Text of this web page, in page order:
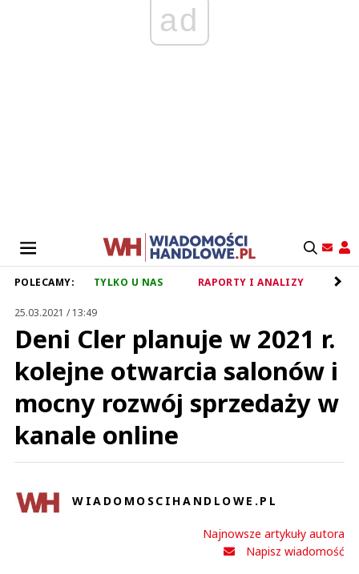
ad
POLECAMY: TYLKO U NAS RAPORTY I ANALIZY
25.03.2021 / 13:49
Deni Cler planuje w 2021 r.
kolejne otwarcia salonów i
mocny rozwój sprzedaży w
kanale online
WIADOMOSCIHANDLOWE.PL
Najnowsze artykuły autora
Napisz wiadomość